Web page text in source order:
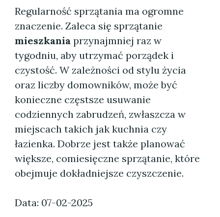
Regularność sprzątania ma ogromne
znaczenie. Zaleca się sprzątanie
mieszkania przynajmniej raz w
tygodniu, aby utrzymać porządek i
czystość. W zależności od stylu życia
oraz liczby domowników, może być
konieczne częstsze usuwanie
codziennych zabrudzeń, zwłaszcza w
miejscach takich jak kuchnia czy
łazienka. Dobrze jest także planować
większe, comiesięczne sprzątanie, które
obejmuje dokładniejsze czyszczenie.
Data: 07-02-2025